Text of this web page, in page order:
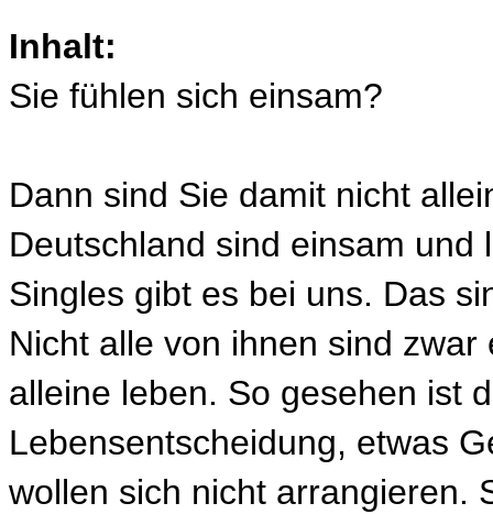
Inhalt:
Sie fühlen sich einsam?
Dann sind Sie damit nicht
Deutschland sind einsam und
Singles gibt es bei uns. Das
Nicht alle von ihnen sind
alleine leben. So gesehen ist
Lebensentscheidung, etwas
wollen sich nicht arrangieren.